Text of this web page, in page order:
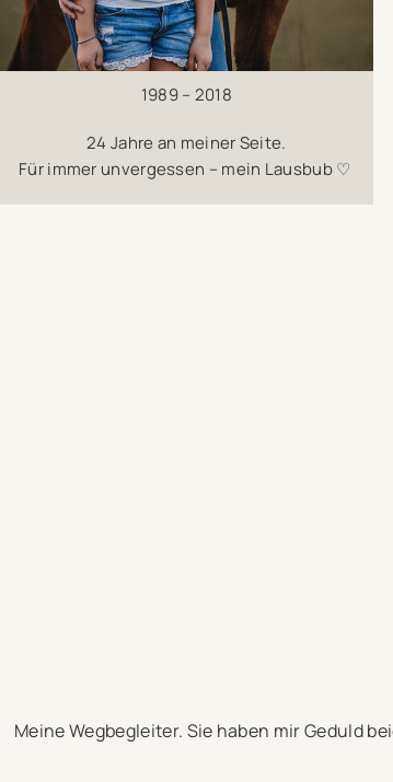
1989 – 2018
24 Jahre an meiner Seite.
Für immer unvergessen – mein Lausbub ♡
Meine Wegbegleiter. Sie haben mir Geduld